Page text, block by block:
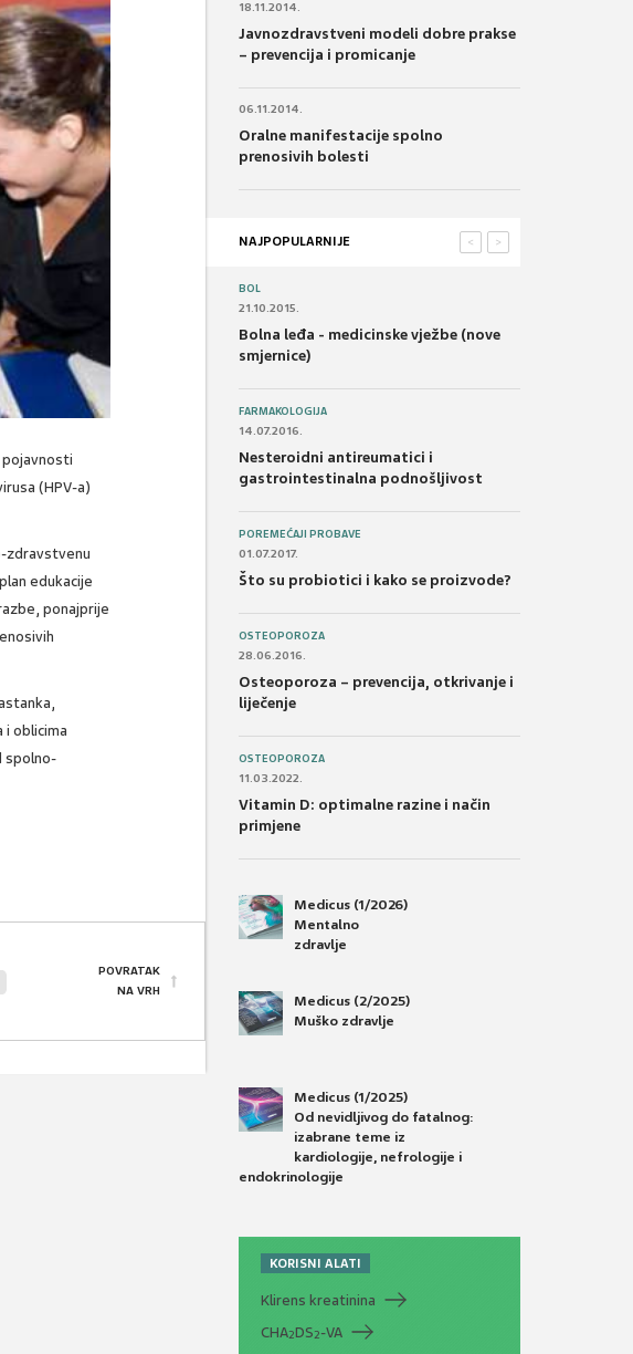
pojavnosti
(HPV-a)
zdravstvenu
edukacije
ponajprije
oblicima
spolno-
POVRATAK
NA VRH
18.11.2014.
Javnozdravstveni modeli dobre prakse
– prevencija i promicanje
06.11.2014.
Oralne manifestacije spolno
prenosivih bolesti
NAJPOPULARNIJE >
<
BOL
21.10.2015.
Bolna leđa - medicinske vježbe (nove
smjernice)
FARMAKOLOGIJA
14.07.2016.
Nesteroidni antireumatici i
gastrointestinalna podnošljivost
POREMEĆAJI PROBAVE
01.07.2017.
Što su probiotici i kako se proizvode?
OSTEOPOROZA
28.06.2016.
Osteoporoza – prevencija, otkrivanje i
liječenje
OSTEOPOROZA
11.03.2022.
Vitamin D: optimalne razine i način
primjene
Medicus (1/2026)
Mentalno
zdravlje
Medicus (2/2025)
Muško zdravlje
Medicus (1/2025)
Od nevidljivog do fatalnog:
izabrane teme iz
kardiologije, nefrologije i
endokrinologije
KORISNI ALATI
Klirens kreatinina
CHA2DS2-VA